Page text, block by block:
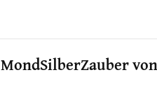
MondSilberZauber